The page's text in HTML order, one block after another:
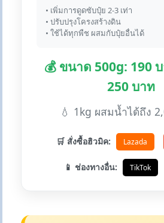
• เพิ่มการดูดซับปุ๋ย 2-3 เท่า
• ปรับปรุงโครงสร้างดิน
• ใช้ได้ทุกพืช ผสมกับปุ๋ยอื่นได้
💰 ขนาด 500g: 190
250 บาท
💧 1kg ผสมน้ำได้ถึง
🛒 สั่งซื้อฮิวมิค: Lazada
📱 ช่องทางอื่น: TikTok